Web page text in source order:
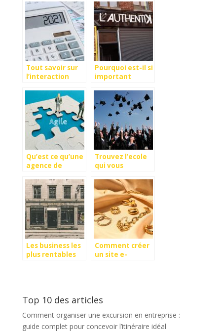
pendant le
télétravail
Tout savoir sur
l’interaction
et le business
Pourquoi est-il si
important
enseigne ?
Qu’est ce qu’une
agence de
Trouvez l’ecole
qui vous
Les business les
plus rentables
Comment créer
un site e-
Top 10 des articles
Comment organiser une excursion en entreprise :
guide complet pour concevoir l’itinéraire idéal